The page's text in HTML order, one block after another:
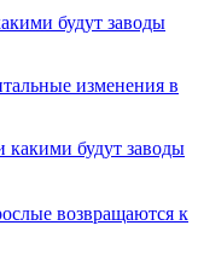
будут заводы
изменения в
возвращаются к